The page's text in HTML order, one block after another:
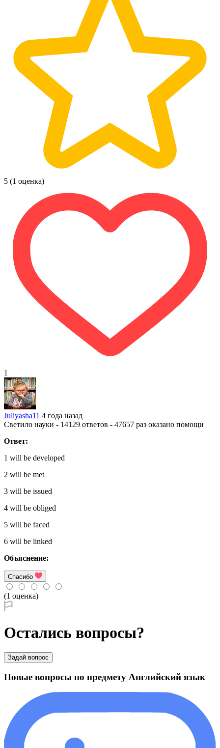
5 (1 оценка)
1
Juliyasha11 4 года назад
Светило науки - 14129 ответов - 47657 раз оказано помощи
Ответ:
1 will be developed
2 will be met
3 will be issued
4 will be obliged
5 will be faced
6 will be linked
Объяснение:
Спасибо
(1 оценка)
Остались вопросы?
Задай вопрос
Новые вопросы по предмету Английский язык